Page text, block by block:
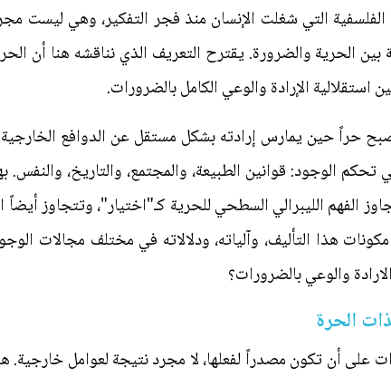
الفلسفية التي شغلت الإنسان منذ فجر التفكير، وهي ليست
بين الحرية والضرورة. يقترح التعريف الذي نناقشه هنا أن
استقلالية الإرادة والوعي الكامل بالضرورات.
حراً حين يمارس إرادته بشكل مستقل عن الدوافع
تحكم الوجود: قوانين الطبيعة، والمجتمع، والتاريخ،
الفهم الليبرالي السطحي للحرية كـ"اختيار"، وتتجاوز
هذا التأليف، وآلياته، ودلالاته في مختلف مجالات
والوعي بالضرورات؟
الحرة
على أن تكون مصدراً لفعلها، لا مجرد نتيجة لعوامل